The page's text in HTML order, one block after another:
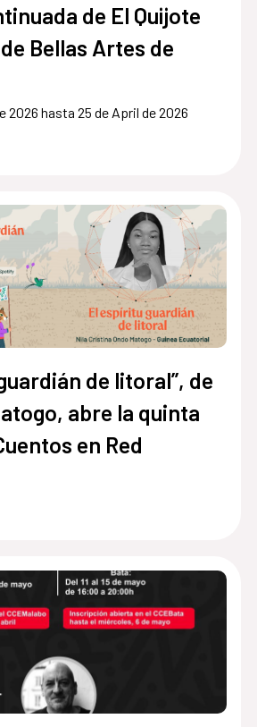
de El Quijote
Bellas Artes de
2026 hasta 25 de April de 2026
de litoral”, de
abre la quinta
en Red